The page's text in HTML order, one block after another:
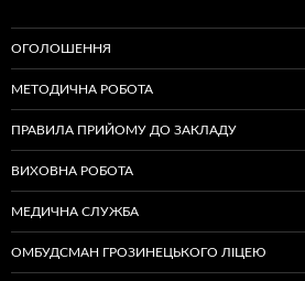
ОГОЛОШЕННЯ
МЕТОДИЧНА РОБОТА
ПРАВИЛА ПРИЙОМУ ДО ЗАКЛАДУ
ВИХОВНА РОБОТА
МЕДИЧНА СЛУЖБА
ОМБУДСМАН ГРОЗИНЕЦЬКОГО ЛІЦЕЮ